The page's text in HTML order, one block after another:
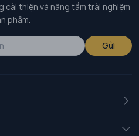
cải thiện và nâng tầm trải nghiệm
phẩm.
Gửi